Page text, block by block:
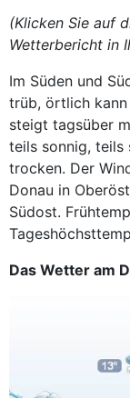
(Klicken Sie auf
Wetterbericht in
Im Süden und
trüb, örtlich kann
steigt tagsüber
teils sonnig,
trocken. Der
Donau in
Südost.
Das Wetter am